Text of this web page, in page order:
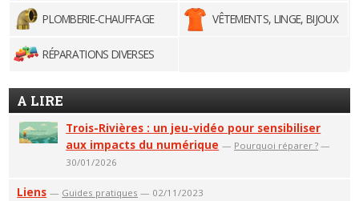
PLOMBERIE-CHAUFFAGE VÊTEMENTS, LINGE, BIJOUX
RÉPARATIONS DIVERSES
A LIRE
Trois-Rivières : un jeu-vidéo pour sensibiliser
aux impacts du numérique — Pourquoi réparer ? —
30/01/2026
Liens — Guides pratiques — 02/11/2023